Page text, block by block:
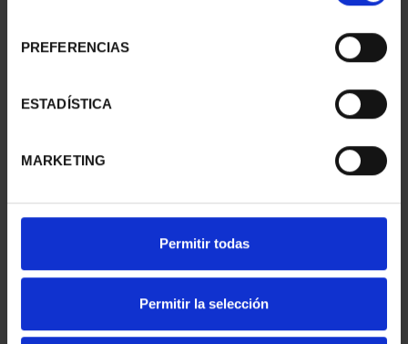
PREFERENCIAS
ESTADÍSTICA
MARKETING
Permitir todas
Permitir la selección
CIUDADES PATRIMONIO
CIUDADES PATRIMONIO